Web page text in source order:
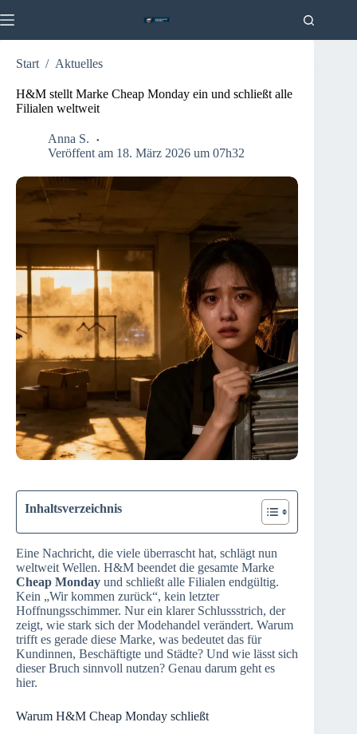
Inhalt
Start / Aktuelles
H&M stellt Marke Cheap Monday ein und schließt alle
Filialen weltweit
Anna S.
Veröffent am 18. März 2026 um 07h32
Inhaltsverzeichnis
Eine Nachricht, die viele überrascht hat, schlägt nun
weltweit Wellen. H&M beendet die gesamte Marke
Cheap Monday und schließt alle Filialen endgültig.
Kein „Wir kommen zurück“, kein letzter
Hoffnungsschimmer. Nur ein klarer Schlussstrich, der
zeigt, wie stark sich der Modehandel verändert. Warum
trifft es gerade diese Marke, was bedeutet das für
Kundinnen, Beschäftigte und Städte? Und wie lässt sich
dieser Bruch sinnvoll nutzen? Genau darum geht es
hier.
Warum H&M Cheap Monday schließt